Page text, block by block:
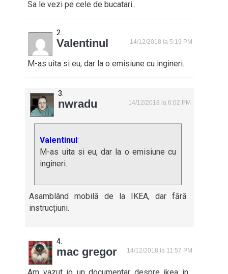
Sa le vezi pe cele de bucatari..
Valentinul 14/12/2018 la 5:19 PM
M-as uita si eu, dar la o emisiune cu ingineri.
nwradu 14/12/2018 la 6:02 PM
Valentinul:
M-as uita si eu, dar la o emisiune cu
ingineri.
Asamblând mobilă de la IKEA, dar fără
instrucțiuni.
mac gregor 14/12/2018 la 11:57 PM